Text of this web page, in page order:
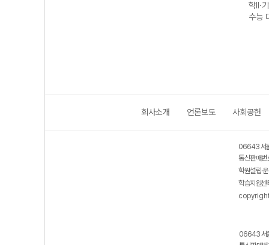
학II·
수능
회사소개 언론보도 사회공헌
06643 서
통신판매
학원설립·
학습지원
06643 서